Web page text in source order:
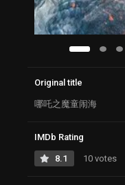
Original title
哪吒之魔童闹海
IMDb Rating
8.1 10 votes